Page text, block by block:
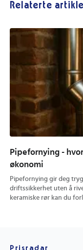
Relaterte
Pipefornying -
økonomi
Pipefornying gir deg
driftssikkerhet uten å
keramiske rør kan du
Prisradar